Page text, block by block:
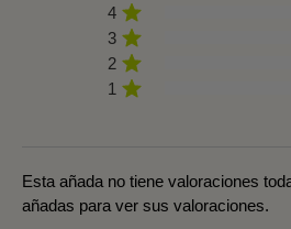
4
3
2
1
Esta añada no tiene valoraciones
añadas para ver sus valoraciones.